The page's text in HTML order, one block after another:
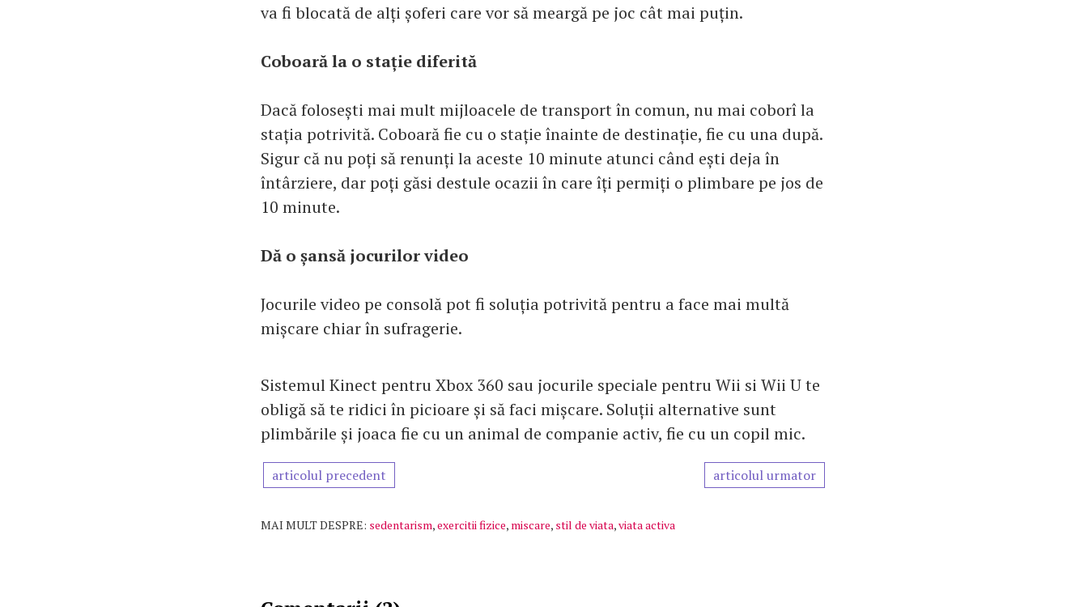
va fi blocată de alți șoferi care vor să meargă pe joc cât mai puțin.
Coboară la o stație diferită
Dacă folosești mai mult mijloacele de transport în comun, nu mai coborî la
stația potrivită. Coboară fie cu o stație înainte de destinație, fie cu una după.
Sigur că nu poți să renunți la aceste 10 minute atunci când ești deja în
întârziere, dar poți găsi destule ocazii în care îți permiți o plimbare pe jos de
10 minute.
Dă o șansă jocurilor video
Jocurile video pe consolă pot fi soluția potrivită pentru a face mai multă
mișcare chiar în sufragerie.
Sistemul Kinect pentru Xbox 360 sau jocurile speciale pentru Wii si Wii U te
obligă să te ridici în picioare și să faci mișcare. Soluții alternative sunt
plimbările și joaca fie cu un animal de companie activ, fie cu un copil mic.
articolul precedent articolul urmator
MAI MULT DESPRE: sedentarism,exercitii fizice, miscare, stil de viata,viata activa